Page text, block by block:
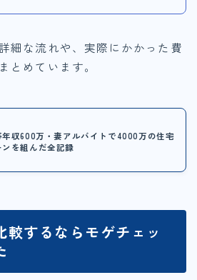
細な流れや、実際にかかった費
とめています。
年収600万・妻アルバイトで4000万の住宅
ンを組んだ全記録
較するならモゲチェッ